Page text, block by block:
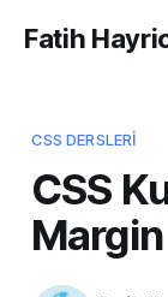
Fatih
CSS DERSLERI
CSS